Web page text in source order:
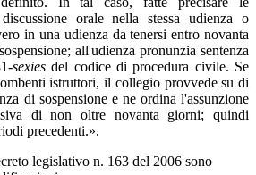
orale nella stessa udienza o
in una udienza da tenersi entro novanta
all'udienza pronunzia sentenza
sexies del codice di procedura civile. Se
istruttori, il collegio provvede su di
di sospensione e ne ordina l'assunzione
di non oltre novanta giorni; quindi
precedenti.».
legislativo n. 163 del 2006 sono